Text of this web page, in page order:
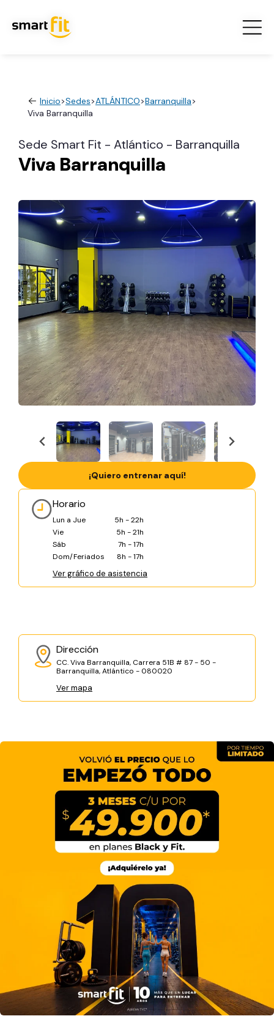
Inicio>Sedes>ATLÁNTICO>Barranquilla>
Viva Barranquilla
Sede Smart Fit - Atlántico - Barranquilla
Viva Barranquilla
Horario
Lun a Jue
5h - 22h
Vie
5h - 21h
Sáb
7h - 17h
Dom/Feriados
8h - 17h
Ver gráfico de asistencia
Dirección
CC. Viva Barranquilla, Carrera 51B # 87 - 50 -
Barranquilla, Atlántico - 080020
Ver mapa
¡Quiero entrenar aquí!